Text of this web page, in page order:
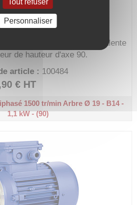
normes avec bride équivalente
de hauteur d'axe 90.
article : 100484
€ HT
1500 tr/min Arbre Ø 19 - B14 -
1,1 kW - (90)
Tout refuser
Personnaliser